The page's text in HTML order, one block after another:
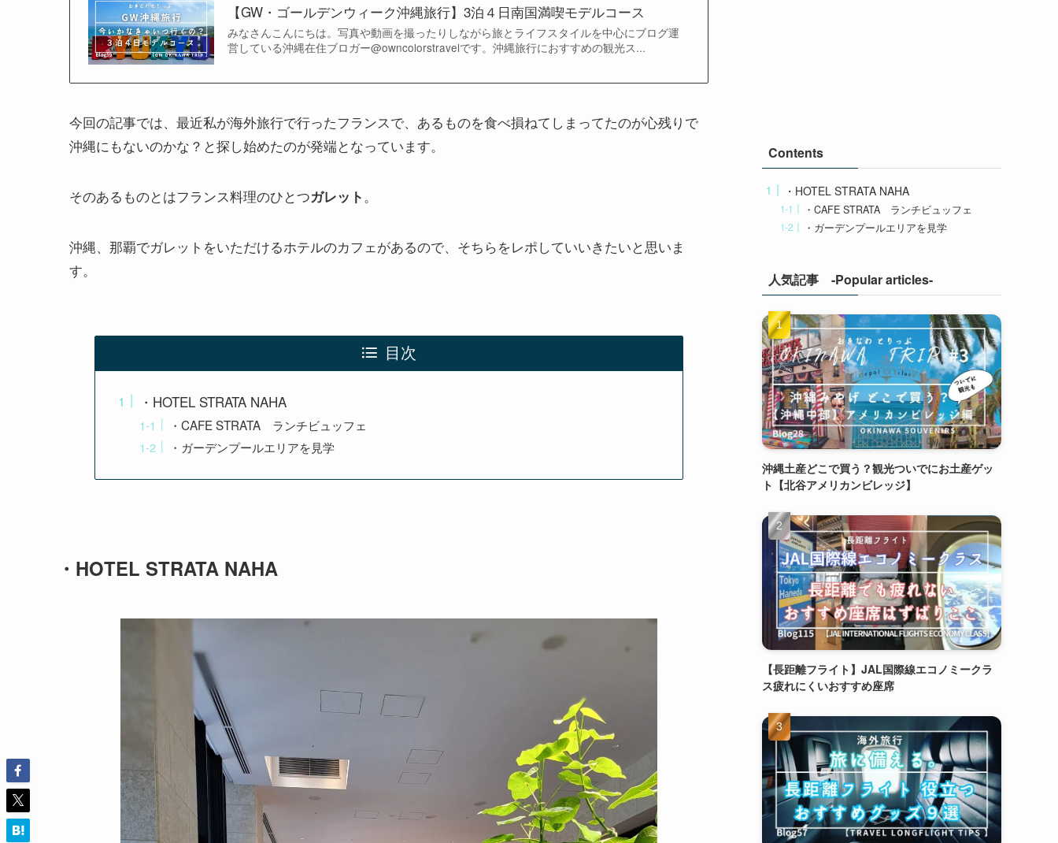
【GW・ゴールデンウィーク沖縄旅行】3泊４日南国満喫モデルコース
みなさんこんにちは。写真や動画を撮ったりしながら旅とライフスタイルを中心にブログ運
営している沖縄在住ブロガー@owncolorstravelです。沖縄旅行におすすめの観光ス...
今回の記事では、最近私が海外旅行で行ったフランスで、あるものを食べ損ねてしまってたのが心残りで
沖縄にもないのかな？と探し始めたのが発端となっています。
そのあるものとはフランス料理のひとつガレット 。
沖縄、那覇でガレットをいただけるホテルのカフェがあるので、そちらをレポしていいきたいと思いま
す。
目次
・HOTEL STRATA NAHA
・CAFE STRATA ランチビュッフェ
・ガーデンプールエリアを見学
・HOTEL STRATA NAHA
Contents
・HOTEL STRATA NAHA
・CAFE STRATA ランチビュッフェ
・ガーデンプールエリアを見学
人気記事 -Popular articles-
沖縄土産どこで買う？観光ついでにお土産ゲッ
ト【北谷アメリカンビレッジ】
【長距離フライト】JAL国際線エコノミークラ
ス疲れにくいおすすめ座席